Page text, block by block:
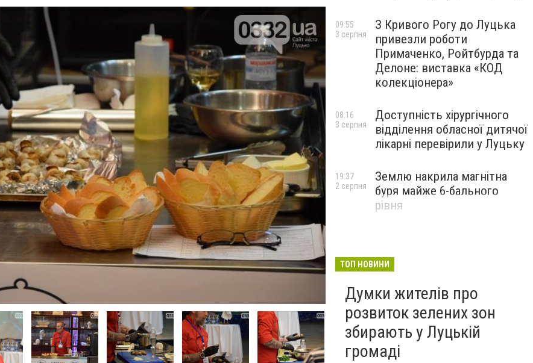
З Кривого Рогу до Луцька
привезли роботи
Примаченко, Ройтбурда та
Делоне: виставка «КОД
колекціонера»
09:55
3 серпня
Доступність хірургічного
відділення обласної дитячої
лікарні перевірили у Луцьку
08:16
3 серпня
Землю накрила магнітна
буря майже 6-бального
рівня
19:37
2 серпня
ТОП НОВИНИ
Думки жителів про
розвиток зелених зон
збирають у Луцькій
громаді